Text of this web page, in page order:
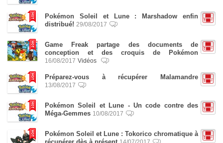
Pokémon Soleil et Lune : Marshadow enfin
distribué! 29/08/2017
Game Freak partage des documents de
conception et des croquis de Pokémon
16/08/2017 Vidéos
Préparez-vous à récupérer Malamandre
13/08/2017
Pokémon Soleil et Lune - Un code contre des
Méga-Gemmes 10/08/2017
Pokémon Soleil et Lune : Tokorico chromatique à